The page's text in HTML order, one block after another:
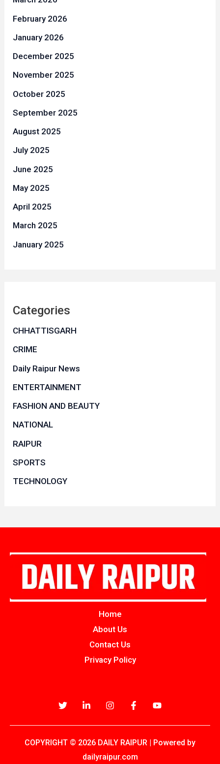
February 2026
January 2026
December 2025
November 2025
October 2025
September 2025
August 2025
July 2025
June 2025
May 2025
April 2025
March 2025
January 2025
Categories
CHHATTISGARH
CRIME
Daily Raipur News
ENTERTAINMENT
FASHION AND BEAUTY
NATIONAL
RAIPUR
SPORTS
TECHNOLOGY
Home
About Us
Contact Us
Privacy Policy
COPYRIGHT © 2026 DAILY RAIPUR | Powered by
dailyraipur.com